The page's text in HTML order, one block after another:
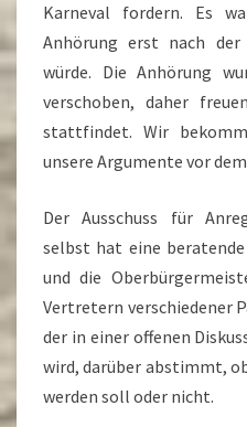
Karneval fordern. Es
Anhörung erst nach
würde. Die Anhörung
verschoben, daher
stattfindet. Wir
unsere Argumente vor
Der Ausschuss für
selbst hat eine
und die
Vertretern verschiedener
der in einer offenen
wird, darüber abstimmt,
werden soll oder nicht.